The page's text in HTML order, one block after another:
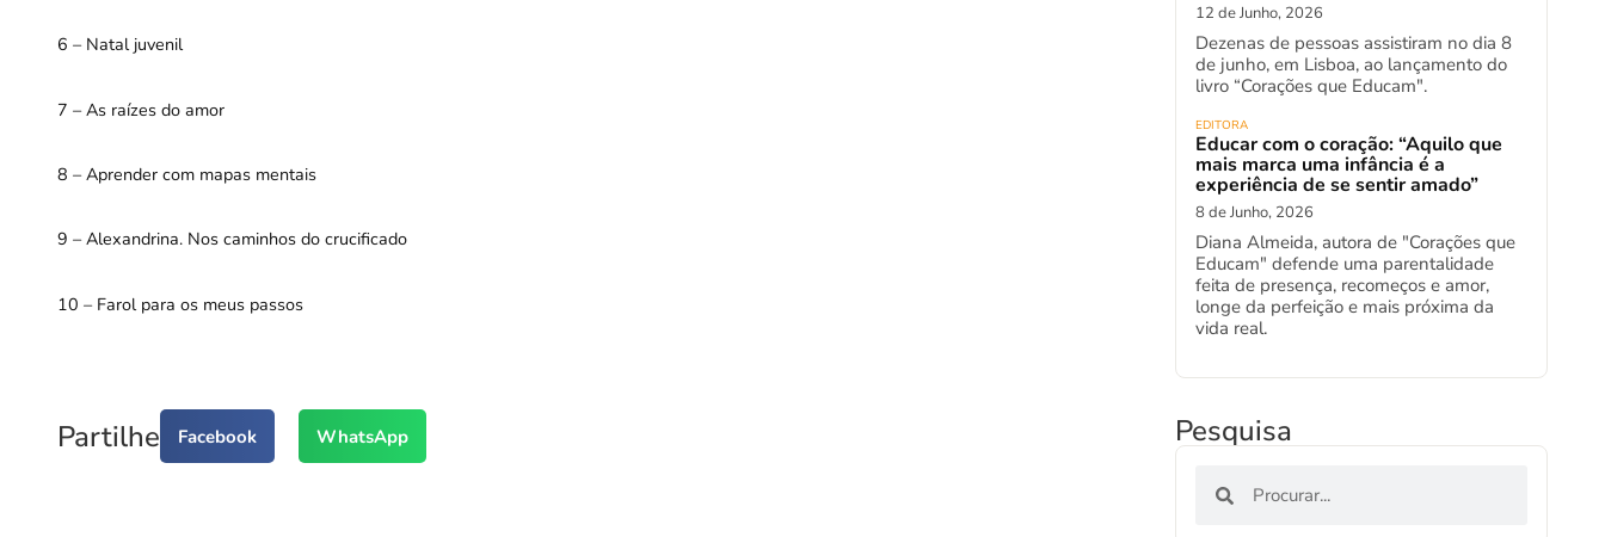
6 – Natal juvenil
7 – As raízes do amor
8 – Aprender com mapas mentais
9 – Alexandrina. Nos caminhos do crucificado
10 – Farol para os meus passos
Partilhe Facebook WhatsApp
12 de Junho, 2026
Dezenas de pessoas assistiram no dia 8
de junho, em Lisboa, ao lançamento do
livro “Corações que Educam".
EDITORA
Educar com o coração: “Aquilo que
mais marca uma infância é a
experiência de se sentir amado”
8 de Junho, 2026
Diana Almeida, autora de "Corações que
Educam" defende uma parentalidade
feita de presença, recomeços e amor,
longe da perfeição e mais próxima da
vida real.
Pesquisa